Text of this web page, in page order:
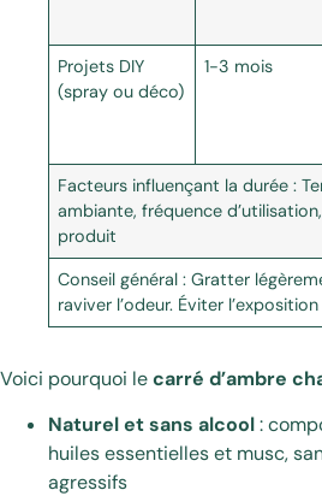
Projets DIY
(spray ou déco)
1-3 mois
Facteurs influençant la durée :
ambiante, fréquence
produit
Conseil général : Gratter
raviver l’odeur. Éviter
Voici pourquoi lecarré d’ambre
Naturel et sans alcool:
huiles essentielles et musc,
agressifs